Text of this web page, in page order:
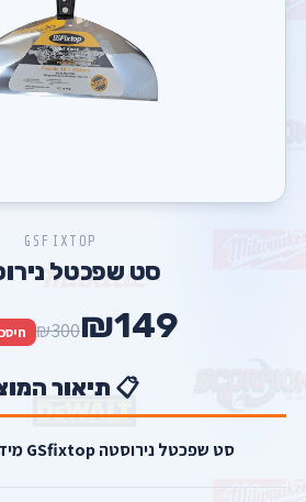
GSFIXTOP
סט שפכטל
₪149
₪300 חיסכון
📋 תיאור
סט שפכטל נירוסטה GSfixtop מידה 3/4/5/6/8/10.